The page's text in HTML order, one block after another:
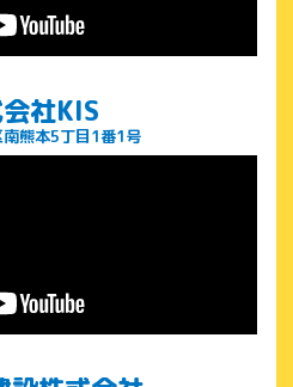
社KIS
熊本5丁目1番1号